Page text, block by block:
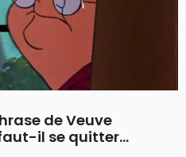
de Veuve
il se quitter…